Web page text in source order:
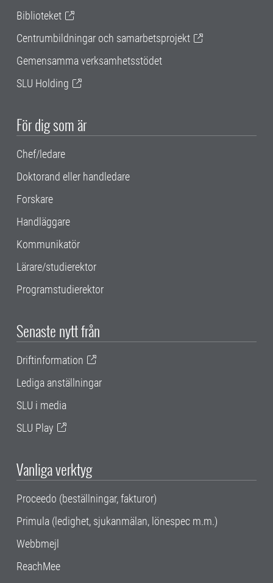
Biblioteket
Centrumbildningar och samarbetsprojekt
Gemensamma verksamhetsstödet
SLU Holding
För dig som är
Chef/ledare
Doktorand eller handledare
Forskare
Handläggare
Kommunikatör
Lärare/studierektor
Programstudierektor
Senaste nytt från
Driftinformation
Lediga anställningar
SLU i media
SLU Play
Vanliga verktyg
Proceedo (beställningar, fakturor)
Primula (ledighet, sjukanmälan, lönespec m.m.)
Webbmejl
ReachMee